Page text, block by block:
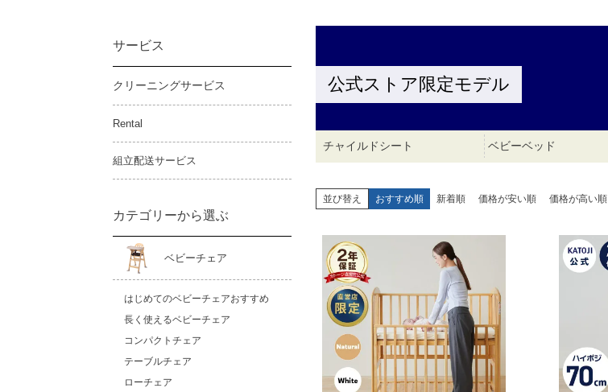
サービス
クリーニングサービス
Rental
組立配送サービス
カテゴリーから選ぶ
ベビーチェア
はじめてのベビーチェアおすすめ
長く使えるベビーチェア
コンパクトチェア
テーブルチェア
ローチェア
公式ストア限定モデル
チャイルドシート ベビーベッド
並び替え おすすめ順 新着順 価格が安い順 価格が高い順